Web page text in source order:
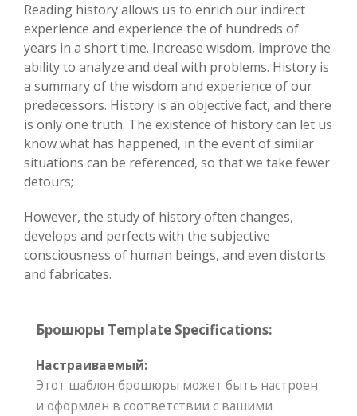
Reading history allows us to enrich our indirect
experience and experience the of hundreds of
years in a short time. Increase wisdom, improve the
ability to analyze and deal with problems. History is
a summary of the wisdom and experience of our
predecessors. History is an objective fact, and there
is only one truth. The existence of history can let us
know what has happened, in the event of similar
situations can be referenced, so that we take fewer
detours;
However, the study of history often changes,
develops and perfects with the subjective
consciousness of human beings, and even distorts
and fabricates.
Брошюры Template Specifications:
Настраиваемый:
Этот шаблон брошюры может быть настроен
и оформлен в соответствии с вашими